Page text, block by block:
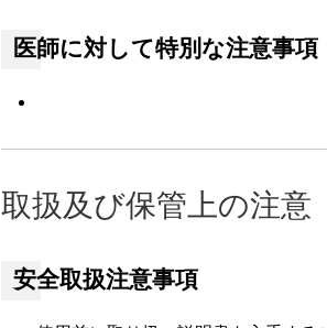
医師に対して特別な注意事項
取扱及び保管上の注意
安全取扱注意事項